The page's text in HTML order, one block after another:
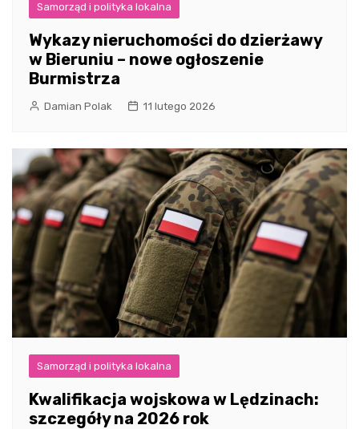
Samorząd i polityka lokalna
Wykazy nieruchomości do dzierżawy
w Bieruniu – nowe ogłoszenie
Burmistrza
Damian Polak 11 lutego 2026
Samorząd i polityka lokalna
Kwalifikacja wojskowa w Lędzinach:
szczegóły na 2026 rok